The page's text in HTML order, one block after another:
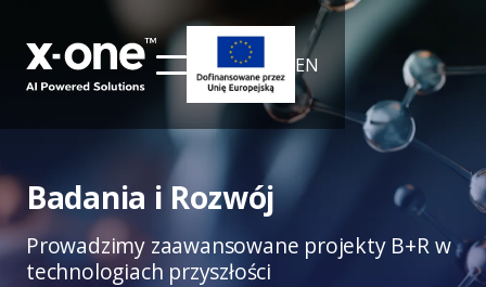
EN
Badania i Rozwój
Prowadzimy zaawansowane projekty B+R w
technologiach przyszłości